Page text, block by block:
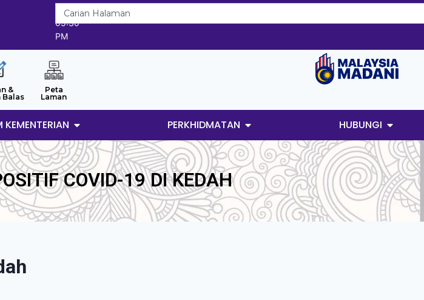
8/8/2026
05:30
PM
&
Balas
Peta
Laman
KEMENTERIAN PERKHIDMATAN HUBUNGI
COVID-19 DI KEDAH